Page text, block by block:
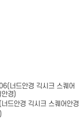
드안경 긱시크 스퀘어안경